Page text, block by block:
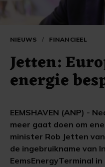
NIEUWS / FINANCIEEL
Jetten:
energie
EEMSHAVEN (ANP) -
meer gaat doen om
minister Rob Jetten
de ingebruikname van
EemsEnergyTerminal